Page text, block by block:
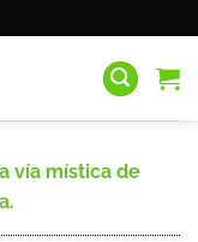
vía mística de